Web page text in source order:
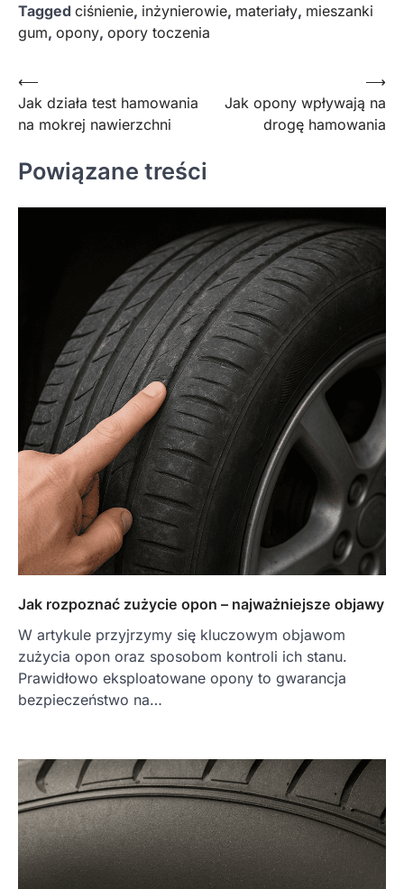
Tagged ciśnienie, inżynierowie, materiały, mieszanki
gum, opony, opory toczenia
Nawigacja
wpisu
⟵
Jak działa test hamowania
na mokrej nawierzchni
Jak opony wpływają na
drogę hamowania
⟶
Powiązane treści
Jak rozpoznać zużycie opon – najważniejsze objawy
W artykule przyjrzymy się kluczowym objawom
zużycia opon oraz sposobom kontroli ich stanu.
Prawidłowo eksploatowane opony to gwarancja
bezpieczeństwo na…